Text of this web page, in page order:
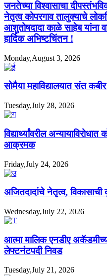
जनतेच्या विश्वासाचा
नेतृत्व कोपरगाव तालुक्याचे
आशुतोषदादा काळे साहेब यांना
हार्दिक अभिष्टचिंतन !
Monday,August 3, 2026
सोमैया महाविद्यालयात संत
Tuesday,July 28, 2026
विद्यार्थ्यांवरील
आक्रमक
Friday,July 24, 2026
अजितदादांचे नेतृत्व, विकासाची
Wednesday,July 22, 2026
आत्मा मालिक एनडीए
लेफ्टनंटपदी निवड
Tuesday,July 21, 2026